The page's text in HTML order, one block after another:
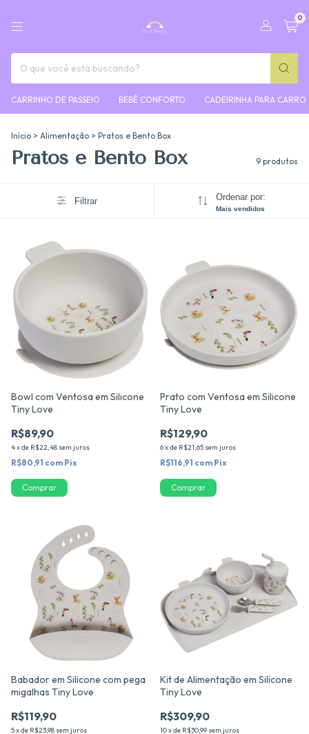
0
CARRINHO DE PASSEIO BEBÊ CONFORTO CADEIRINHA PARA CARRO
Início > Alimentação > Pratos e Bento Box
Pratos e Bento Box 9 produtos
Filtrar Ordenar por:
Mais vendidos
Bowl com Ventosa em Silicone
Tiny Love
R$89,90
4xde R$22,48 sem juros
R$80,91 com Pix
Prato com Ventosa em Silicone
Tiny Love
R$129,90
6xde R$21,65 sem juros
R$116,91 com Pix
Babador em Silicone com pega
migalhas Tiny Love
R$119,90
5xde R$23,98 sem juros
Kit de Alimentação em Silicone
Tiny Love
R$309,90
10xde R$30,99 sem juros